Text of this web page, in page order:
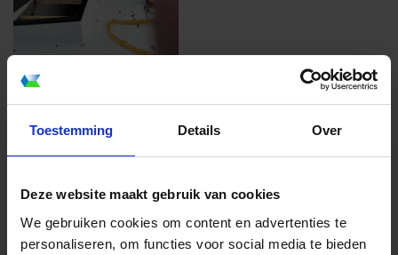
Toestemming Details Over
Deze website maakt gebruik van cookies
We gebruiken cookies om content en advertenties te
personaliseren, om functies voor social media te bieden